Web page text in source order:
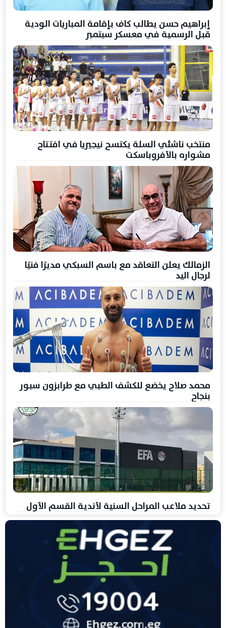
إبراهيم حسن يطالب كاف بإقامة المباريات الودية
قبل الرسمية في معسكر سبتمبر
منتخب ناشئي السلة يكتسح نيجيريا في افتتاح
مشواره بالأفروباسكت
الزمالك يعلن التعاقد مع باسم السبكي مديرًا فنيًا
لرجال اليد
محمد صلاح يخضع للكشف الطبي مع طرابزون سبور
بنجاح
تحديد ملاعب المراحل السنية لأندية القسم الأول